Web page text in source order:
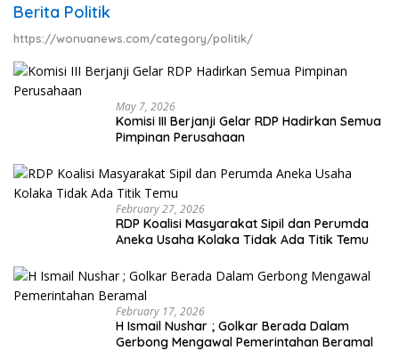
Berita Politik
https://wonuanews.com/category/politik/
May 7, 2026
Komisi III Berjanji Gelar RDP Hadirkan Semua
Pimpinan Perusahaan
February 27, 2026
RDP Koalisi Masyarakat Sipil dan Perumda
Aneka Usaha Kolaka Tidak Ada Titik Temu
February 17, 2026
H Ismail Nushar ; Golkar Berada Dalam
Gerbong Mengawal Pemerintahan Beramal